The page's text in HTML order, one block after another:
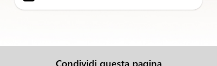
Condividi questa pagina